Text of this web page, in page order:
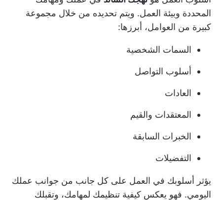
المحددة وبيئة العمل. ويتم تحديده من خلال مجموعة
كبيرة من العوامل، أبرزها:
السمات الشخصية
أسلوب التواصل
العادات
المعتقدات والقيم
الخبرات السابقة
التفضيلات
يؤثر أسلوبك في العمل على كل جانب من جوانب عملك
اليومي. فهو يعكس كيفية تنظيمك لمهامك، وتقبلك